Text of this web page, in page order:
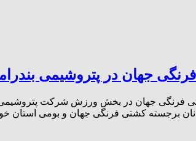
جهان در پتروشیمی
فرنگی جهان در بخش ورزش شرکت پتروشیمی
برجسته کشتی فرنگی جهان و بومی